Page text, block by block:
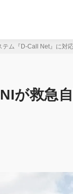
テム『D-Call Net』に対
が救急